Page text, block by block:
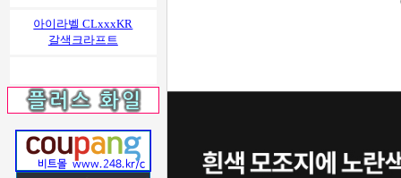
아이라벨 CLxxxKR
갈색크라프트